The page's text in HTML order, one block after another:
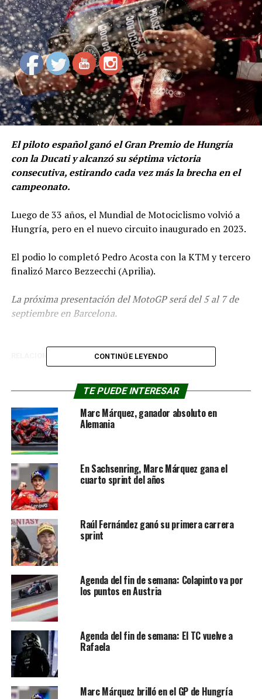
El piloto español ganó el Gran Premio de Hungría
con la Ducati y alcanzó su séptima victoria
consecutiva, estirando cada vez más la brecha en el
campeonato.
Luego de 33 años, el Mundial de Motociclismo volvió a
Hungría, pero en el nuevo circuito inaugurado en 2023.
El podio lo completó Pedro Acosta con la KTM y tercero
finalizó Marco Bezzecchi (Aprilia).
La próxima presentación del MotoGP será del 5 al 7 de
septiembre en Barcelona.
MOTOGP PRINCIPAL
Alex Márquez ganó en Cataluña
NO TE PIERDAS
Valentín Perrone fue 2° en el GP de Hungría del Moto3
CONTINÚE LEYENDO
TE PUEDE INTERESAR
Marc Márquez, ganador absoluto en
Alemania
En Sachsenring, Marc Márquez gana el
cuarto sprint del años
Raúl Fernández ganó su primera carrera
sprint
Agenda del fin de semana: Colapinto va por
los puntos en Austria
Agenda del fin de semana: El TC vuelve a
Rafaela
Marc Márquez brilló en el GP de Hungría